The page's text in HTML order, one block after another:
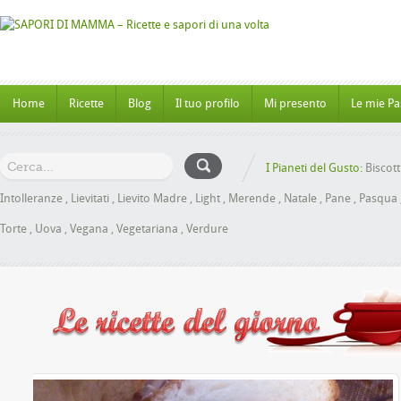
Home Ricette Blog Il tuo profilo Mi presento Le mie
I Pianeti del Gusto:
Intolleranze , Lievitati , Lievito Madre , Light , Merende , Natale , Pane , Pasqua
Torte , Uova , Vegana , Vegetariana , Verdure
al Miele senza